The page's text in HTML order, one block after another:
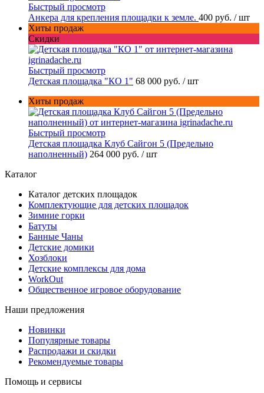
Быстрый просмотр
Анкера для крепления площадки к земле. 400 руб. / шт
Хиты продаж
Скидки
Быстрый просмотр
Детская площадка "КО 1" 68 000 руб. / шт
Хиты продаж
Быстрый просмотр
Детская площадка Клуб Сайгон 5 (Предельно
наполненный) 264 000 руб. / шт
Каталог
Каталог детских площадок
Комплектующие для детских площадок
Зимние горки
Батуты
Банные Чаны
Детские домики
Хозблоки
Детские комплексы для дома
WorkOut
Общественное игровое оборудование
Наши предложения
Новинки
Популярные товары
Распродажи и скидки
Рекомендуемые товары
Помощь и сервисы